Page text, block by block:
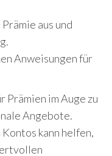
aus und
Anweisungen für
Prämien im Auge zu
Angebote.
kann helfen,